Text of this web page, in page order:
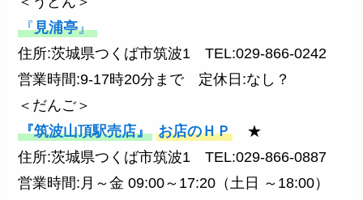
『見浦亭』
住所:茨城県つくば市筑波1 TEL:029-866-0242
営業時間:9-17時20分まで 定休日:なし？
＜だんご＞
『筑波山頂駅売店』 お店のＨＰ ★
住所:茨城県つくば市筑波1 TEL:029-866-0887
営業時間:月～金 09:00～17:20（土日 ～18:00）